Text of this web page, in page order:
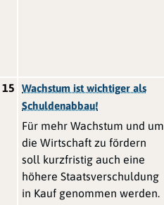
15
Wachstum ist wichtiger als
Schuldenabbau!
Für mehr Wachstum und um
die Wirtschaft zu fördern
soll kurzfristig auch eine
höhere Staatsverschuldung
in Kauf genommen werden.